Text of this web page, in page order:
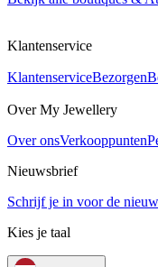
Klantenservice
KlantenserviceBezorgen
Over My Jewellery
Over onsVerkooppunten
Nieuwsbrief
Schrijf je in voor de
Kies je taal